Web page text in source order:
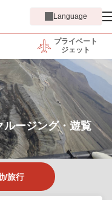
Language
プライベート
ジェット
ルージング・遊覧
/旅行